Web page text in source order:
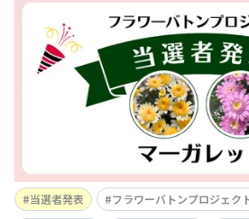
務局です。フラワーバトンプロジ
に、大変多くの皆さまからご応募
トを投稿してくださった皆さま、そ
ント返信でキャンペーンを盛りあ
本当にありがとうございます😆本
当選者発表 フラワーバトンプロジェク